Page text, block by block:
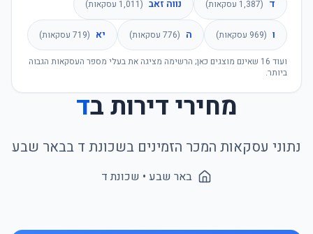
ד (
1,387 עסקאות) נווה זאב (
1,011 עסקאות)
ו (
969 עסקאות) ה (
776 עסקאות) יא (
719 עסקאות)
ועוד 16 שאינם מוצגים כאן; הרשימה מציגה את בעלי מספר העסקאות הגבוה
ביותר.
מחירי דירות בד
נתוני עסקאות המכר הזמינים בשכונת ד בבאר שבע
באר שבע • שכונת ד